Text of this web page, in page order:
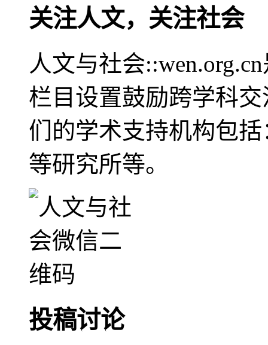
关注人文，关注社会
人文与社会
栏目设置鼓励跨学科
们的学术支持机构包
等研究所等。
投稿讨论